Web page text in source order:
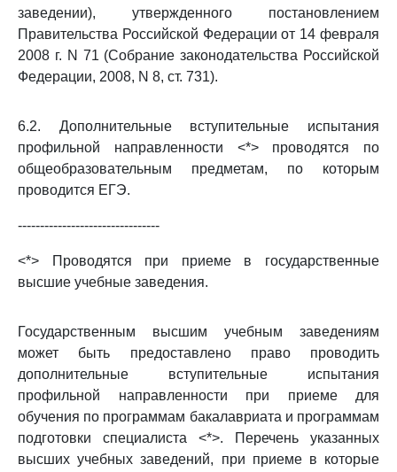
заведении), утвержденного постановлением
Правительства Российской Федерации от 14 февраля
2008 г. N 71 (Собрание законодательства Российской
Федерации, 2008, N 8, ст. 731).
6.2. Дополнительные вступительные испытания
профильной направленности <*> проводятся по
общеобразовательным предметам, по которым
проводится ЕГЭ.
--------------------------------
<*> Проводятся при приеме в государственные
высшие учебные заведения.
Государственным высшим учебным заведениям
может быть предоставлено право проводить
дополнительные вступительные испытания
профильной направленности при приеме для
обучения по программам бакалавриата и программам
подготовки специалиста <*>. Перечень указанных
высших учебных заведений, при приеме в которые